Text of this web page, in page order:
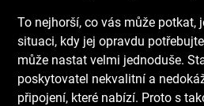
To nejhorší, co vás může potkat,
situaci, kdy jej opravdu
může nastat velmi jednoduše.
poskytovatel nekvalitní a
připojení, které nabízí. Proto s